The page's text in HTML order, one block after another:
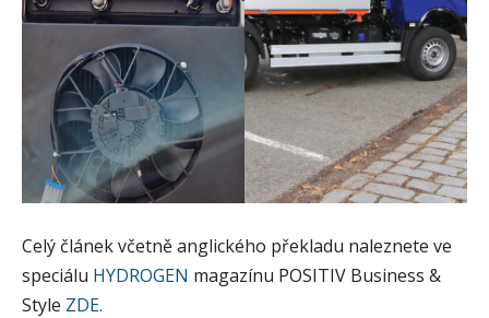
Celý článek včetně anglického překladu naleznete ve
speciálu HYDROGEN magazínu POSITIV Business &
Style ZDE.